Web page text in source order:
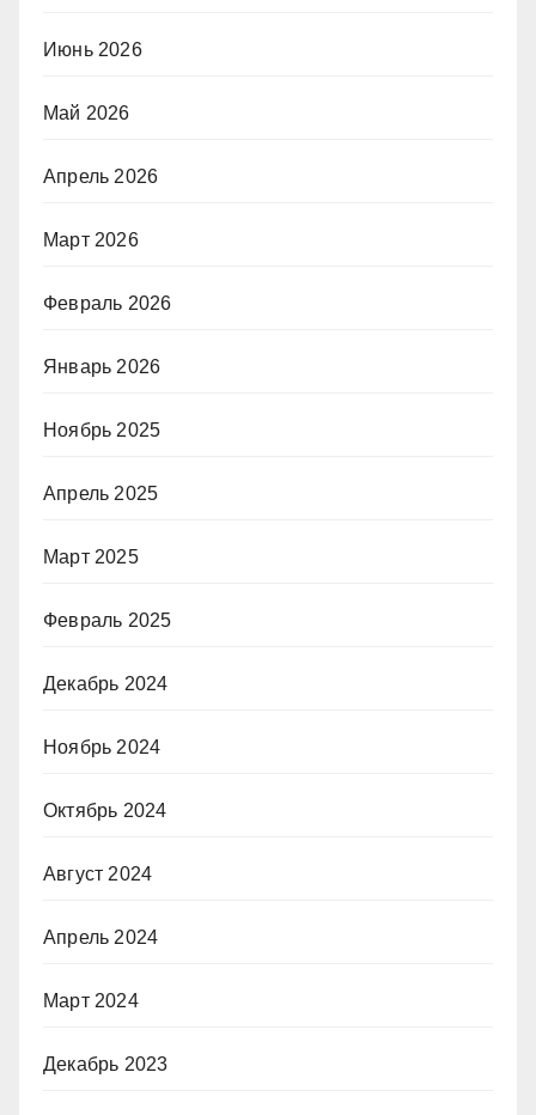
Июнь 2026
Май 2026
Апрель 2026
Март 2026
Февраль 2026
Январь 2026
Ноябрь 2025
Апрель 2025
Март 2025
Февраль 2025
Декабрь 2024
Ноябрь 2024
Октябрь 2024
Август 2024
Апрель 2024
Март 2024
Декабрь 2023